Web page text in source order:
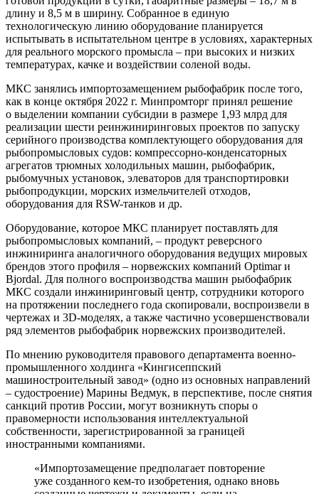
длину и 8,5 м в ширину. Собранное в единую
технологическую линию оборудование планируется
испытывать в испытательном центре в условиях, характерных
для реального морского промысла – при высоких и низких
температурах, качке и воздействии соленой воды.
МКС занялись импортозамещением рыбофабрик после того,
как в конце октября 2022 г. Минпромторг принял решение
о выделении компании субсидии в размере 1,93 млрд для
реализации шести реинжиниринговых проектов по запуску
серийного производства комплектующего оборудования для
рыбопромысловых судов: компрессорно-конденсаторных
агрегатов трюмных холодильных машин, рыбофабрик,
рыбомучных установок, элеваторов для транспортировки
рыбопродукции, морских измельчителей отходов,
оборудования для RSW-танков и др.
Оборудование, которое МКС планирует поставлять для
рыбопромысловых компаний, – продукт реверсного
инжиниринга аналогичного оборудования ведущих мировых
брендов этого профиля – норвежских компаний Optimar и
Bjordal. Для полного воспроизводства машин рыбофабрик
МКС создали инжиниринговый центр, сотрудники которого
на протяжении последнего года скопировали, воспроизвели в
чертежах и 3D-моделях, а также частично усовершенствовали
ряд элементов рыбофабрик норвежских производителей.
По мнению руководителя правового департамента военно-
промышленного холдинга «Кингисеппский
машиностроительный завод» (одно из основных направлений
– судостроение) Марины Ведмук, в перспективе, после снятия
санкций против России, могут возникнуть споры о
правомерности использования интеллектуальной
собственности, зарегистрированной за границей
иностранными компаниями.
«Импортозамещение предполагает повторение
уже созданного кем-то изобретения, однако вновь